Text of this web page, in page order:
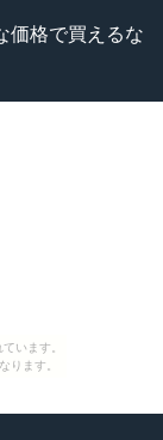
います。
ります。
価格で買えるな